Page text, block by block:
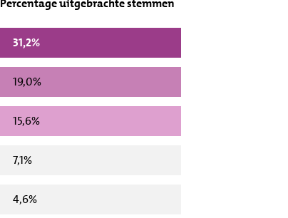
Percentage uitgebrachte stemmen
31,2%
19,0%
15,6%
7,1%
4,6%